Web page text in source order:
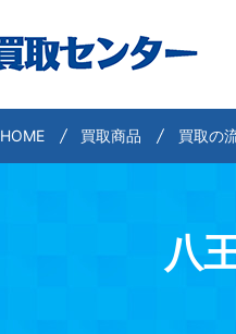
HOME 買取商品 買取の
八